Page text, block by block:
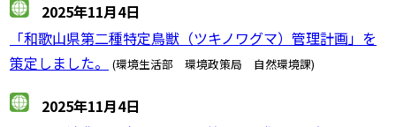
2025年11月4日
「和歌山県第二種特定鳥獣（ツキノワグマ）管理計画」を
策定しました。
(環境生活部 環境政策局 自然環境課)
2025年11月4日